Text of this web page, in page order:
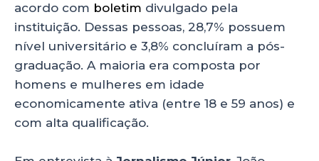
acordo com boletim divulgado pela
instituição. Dessas pessoas, 28,7% possuem
nível universitário e 3,8% concluíram a pós-
graduação. A maioria era composta por
homens e mulheres em idade
economicamente ativa (entre 18 e 59 anos) e
com alta qualificação.